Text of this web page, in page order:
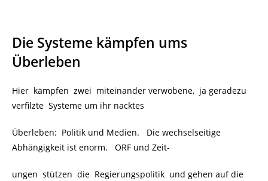
Die Systeme kämpfen ums
Überleben
Hier kämpfen zwei miteinander verwobene, ja geradezu
verfilzte Systeme um ihr nacktes
Überleben: Politik und Medien. Die wechselseitige
Abhängigkeit ist enorm. ORF und Zeit-
ungen stützen die Regierungspolitik und gehen auf die